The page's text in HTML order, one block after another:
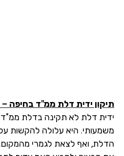
ידית דלת ממ"ד בחיפה –
דלת לא תקינה בדלת ממ"ד
היא עלולה להקשות על
ואף לצאת לגמרי מהמקום.